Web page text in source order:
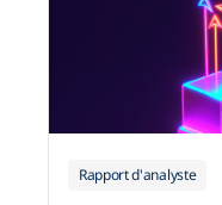
Rapport d'analyste